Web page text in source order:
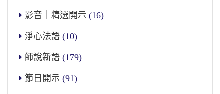
影音｜精選開示 (16)
淨心法語 (10)
師說新語 (179)
節日開示 (91)